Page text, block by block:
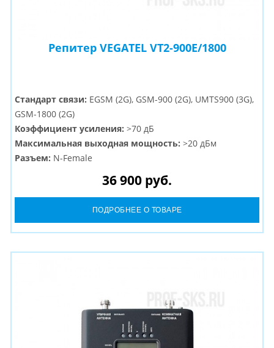
Репитер VEGATEL VT2-900E/1800
Стандарт связи: EGSM (2G), GSM-900 (2G), UMTS900 (3G),
GSM-1800 (2G)
Коэффициент усиления: >70 дБ
Максимальная выходная мощность: >20 дБм
Разъем: N-Female
36 900 руб.
ПОДРОБНЕЕ О ТОВАРЕ